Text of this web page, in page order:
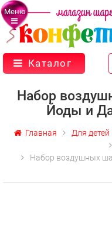
Меню
Каталог
Набор
Йоды и
Главная Для детей
Набор воздушных